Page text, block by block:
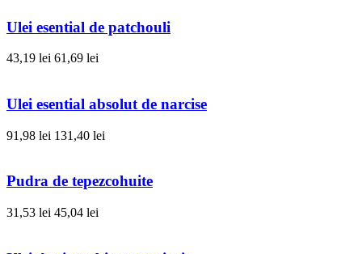
Ulei esential de patchouli
43,19 lei 61,69 lei
Ulei esential absolut de narcise
91,98 lei 131,40 lei
Pudra de tepezcohuite
31,53 lei 45,04 lei